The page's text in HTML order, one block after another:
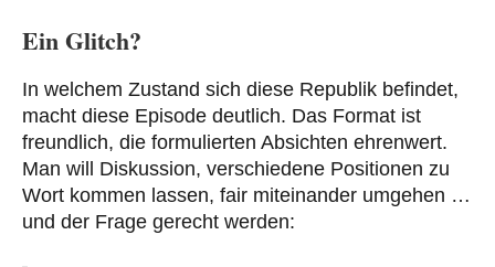
Ein Glitch?
In welchem Zustand sich diese Republik befindet,
macht diese Episode deutlich. Das Format ist
freundlich, die formulierten Absichten ehrenwert.
Man will Diskussion, verschiedene Positionen zu
Wort kommen lassen, fair miteinander umgehen …
und der Frage gerecht werden: